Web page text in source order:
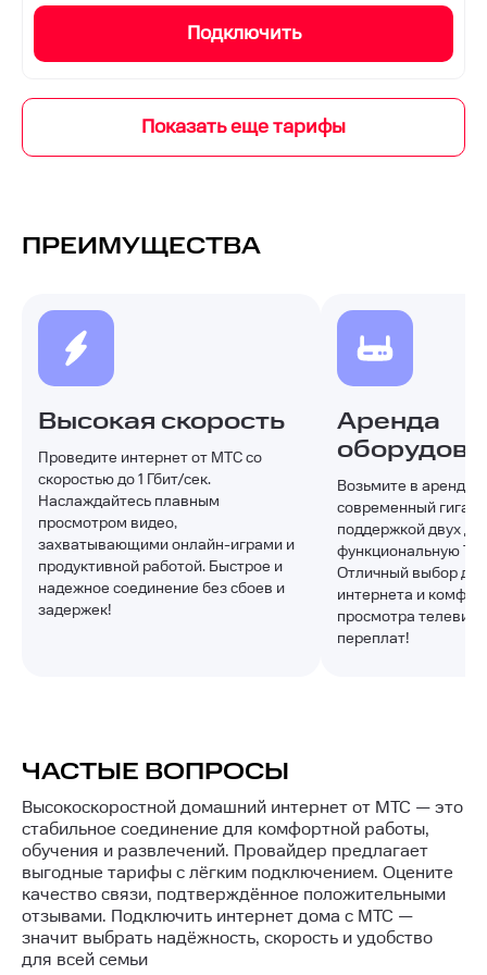
Подключить
ПРЕИМУЩЕСТВА
Высокая скорость
Проведите интернет от МТС со
скоростью до 1 Гбит/сек.
Наслаждайтесь плавным
просмотром видео,
захватывающими онлайн-играми и
продуктивной работой. Быстрое и
надежное соединение без сбоев и
задержек!
Аренда
Возьмите в аренду
современный
поддержкой двух
функциональную
Отличный выбор для
интернета и
просмотра
переплат!
ЧАСТЫЕ ВОПРОСЫ
Высокоскоростной домашний интернет от МТС — это
стабильное соединение для комфортной работы,
обучения и развлечений. Провайдер предлагает
выгодные тарифы с лёгким подключением. Оцените
качество связи, подтверждённое положительными
отзывами. Подключить интернет дома с МТС —
значит выбрать надёжность, скорость и удобство
для всей семьи